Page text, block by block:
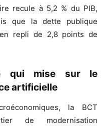
recule à 5,2 % du PIB,
que la dette publique
repli de 2,8 points de
qui mise sur le
artificielle
la BCT
de modernisation